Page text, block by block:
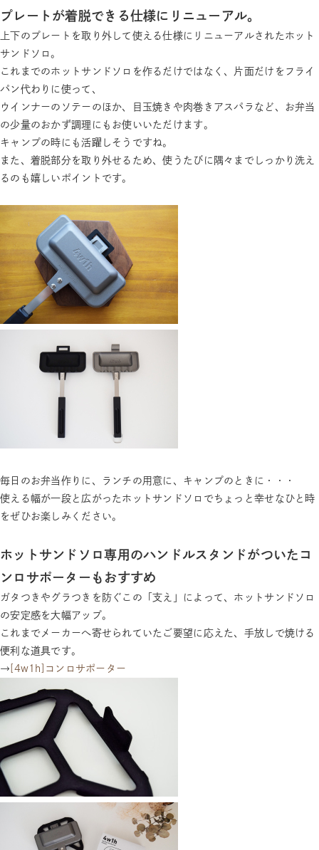
プレートが着脱できる仕様にリニューアル。
上下のプレートを取り外して使える仕様にリニューアルされたホット
サンドソロ。
これまでのホットサンドソロを作るだけではなく、片面だけをフライ
パン代わりに使って、
ウインナーのソテーのほか、目玉焼きや肉巻きアスパラなど、お弁当
の少量のおかず調理にもお使いいただけます。
キャンプの時にも活躍しそうですね。
また、着脱部分を取り外せるため、使うたびに隅々までしっかり洗え
るのも嬉しいポイントです。
毎日のお弁当作りに、ランチの用意に、キャンプのときに・・・
使える幅が一段と広がったホットサンドソロでちょっと幸せなひと時
をぜひお楽しみください。
ホットサンドソロ専用のハンドルスタンドがついたコ
ンロサポーターもおすすめ
ガタつきやグラつきを防ぐこの「支え」によって、ホットサンドソロ
の安定感を大幅アップ。
これまでメーカーへ寄せられていたご要望に応えた、手放しで焼ける
便利な道具です。
→ [4w1h]コンロサポーター